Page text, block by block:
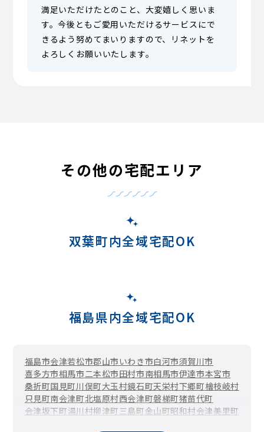
満足いただけたとのこと、大変嬉しく思いま
す。今後ともご愛用いただけるサービスにで
きるよう努めてまいりますので、リネットを
よろしくお願いいたします。
その他の宅配エリア
双葉町内全域宅配OK
福島県内全域宅配OK
福島市会津若松市郡山市 いわき市白河市須賀川市
喜多方市相馬市 二本松市田村市南相馬市伊達市本宮市
桑折町国見町川俣町大玉村鏡石町天栄村下郷町檜枝岐村
只見町南会津町北塩原村西会津町磐梯町猪苗代町
会津坂下町湯川村柳津町 三島町金山町昭和村会津美里町